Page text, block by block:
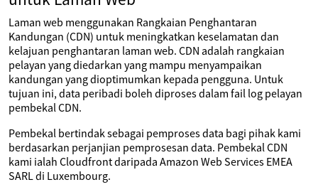
Laman web menggunakan Rangkaian Penghantaran
Kandungan (CDN) untuk meningkatkan keselamatan dan
kelajuan penghantaran laman web. CDN adalah rangkaian
pelayan yang diedarkan yang mampu menyampaikan
kandungan yang dioptimumkan kepada pengguna. Untuk
tujuan ini, data peribadi boleh diproses dalam fail log pelayan
pembekal CDN.
Pembekal bertindak sebagai pemproses data bagi pihak kami
berdasarkan perjanjian pemprosesan data. Pembekal CDN
kami ialah Cloudfront daripada Amazon Web Services EMEA
SARL di Luxembourg.